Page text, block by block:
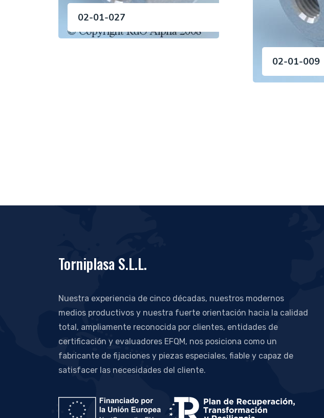
02-01-027
02-01-009
Torniplasa S.L.L.
Nuestra experiencia de cinco décadas, nuestros modernos
medios productivos y nuestra fuerte orientación hacia la calidad
total, ampliamente reconocida por clientes, entidades de
certificación y evaluadores EFQM, nos posiciona como un
fabricante de fijaciones y piezas especiales, fiable y capaz de
satisfacer las necesidades del cliente.